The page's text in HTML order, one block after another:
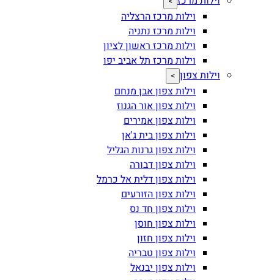
וילות מרכז הרצליה
וילות מרכז נתניה
וילות מרכז ראשון לציון
וילות מרכז תל אביב יפו
וילות צפון >
וילות צפון אבן מנחם
וילות צפון אור הגנוז
וילות צפון אמירים
וילות צפון בית ג'אן
וילות צפון גרנות הגליל
וילות צפון דבורה
וילות צפון דלית אל כרמל
וילות צפון הזורעים
וילות צפון חד נס
וילות צפון חוסן
וילות צפון חזון
וילות צפון טבריה
וילות צפון יבנאל